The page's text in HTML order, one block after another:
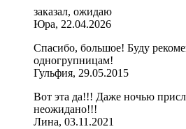
заказал, ожидаю
Юра, 22.04.2026
Спасибо, большое! Буду
одногрупницам!
Гульфия, 29.05.2015
Вот эта да!!! Даже ночью
неожидано!!!
Лина, 03.11.2021